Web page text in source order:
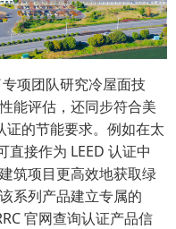
项团队研究冷屋面技
能评估，还同步符合美
证的节能要求。例如在太
直接作为 LEED 认证中
筑项目更高效地获取绿
系列产品建立专属的
官网查询认证产品信